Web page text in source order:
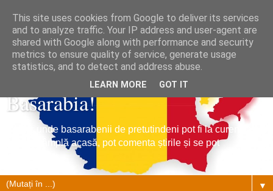
Tribuna Basarabiei, Stiri din
Basarabia!
Un loc unde basarabenii de pretutindeni pot fi la curent cu
ce se întâmplă acasă, pot comenta știrile și se pot
▼
This site uses cookies from Google to deliver its services
and to analyze traffic. Your IP address and user-agent are
shared with Google along with performance and security
metrics to ensure quality of service, generate usage
statistics, and to detect and address abuse.
LEARN MORE GOT IT